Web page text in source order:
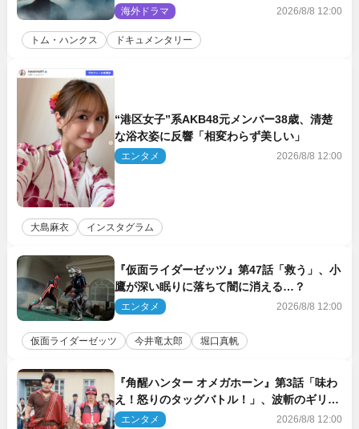
収めた特別映像解禁
海外ドラマ 2026/8/8 12:00
トム・ハンクス ドキュメンタリー
“港区女子”系AKB48元メンバー38歳、清楚
な浴衣姿に反響「相変わらず美しい」
エンタメ 2026/8/8 12:00
大島麻衣 インスタグラム
『仮面ライダーゼッツ』第47話「救う」、小
鷹が深い眠りに落ちて闇に消える…？
エンタメ 2026/8/8 12:00
仮面ライダーゼッツ 今井竜太郎 堀口真帆
『角醒ハンター オメガホーン』第3話「味わ
え！怒りのタッグバトル！」、波斬のギリコ
がハンターバトルを挑んできた！
エンタメ 2026/8/8 12:00